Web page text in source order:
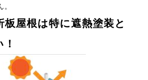
板屋根は特に遮熱塗装と